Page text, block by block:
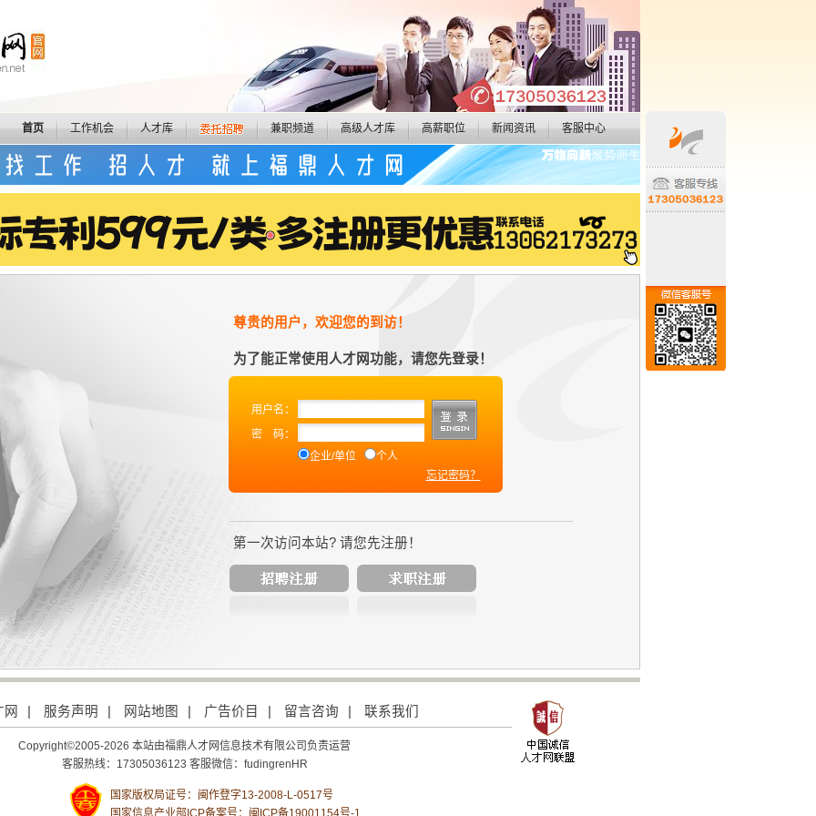
首页 工作机会 人才库 兼职频道 高级人才库 高薪职位 新闻资讯 客服中心
尊贵的用户，欢迎您的到访！
为了能正常使用人才网功能，请您先登录！
用户名：
密
码：
企业/单位
个人
忘记密码？
第一次访问本站? 请您先注册！
网 服务声明 网站地图 广告价目 留言咨询 联系我们
Copyright©2005-2026 本站由福鼎人才网信息技术有限公司负责运营
客服热线：17305036123 客服微信：fudingrenHR
国家版权局证号：闽作登字13-2008-L-0517号
国家信息产业部ICP备案号：
闽ICP备19001154号-1